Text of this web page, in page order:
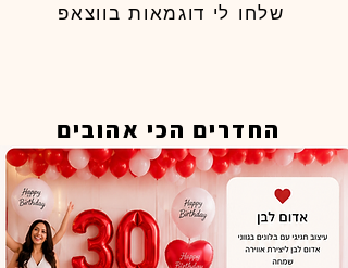
שלחו לי דוגמאות בווצאפ
החדרים הכי אהובים